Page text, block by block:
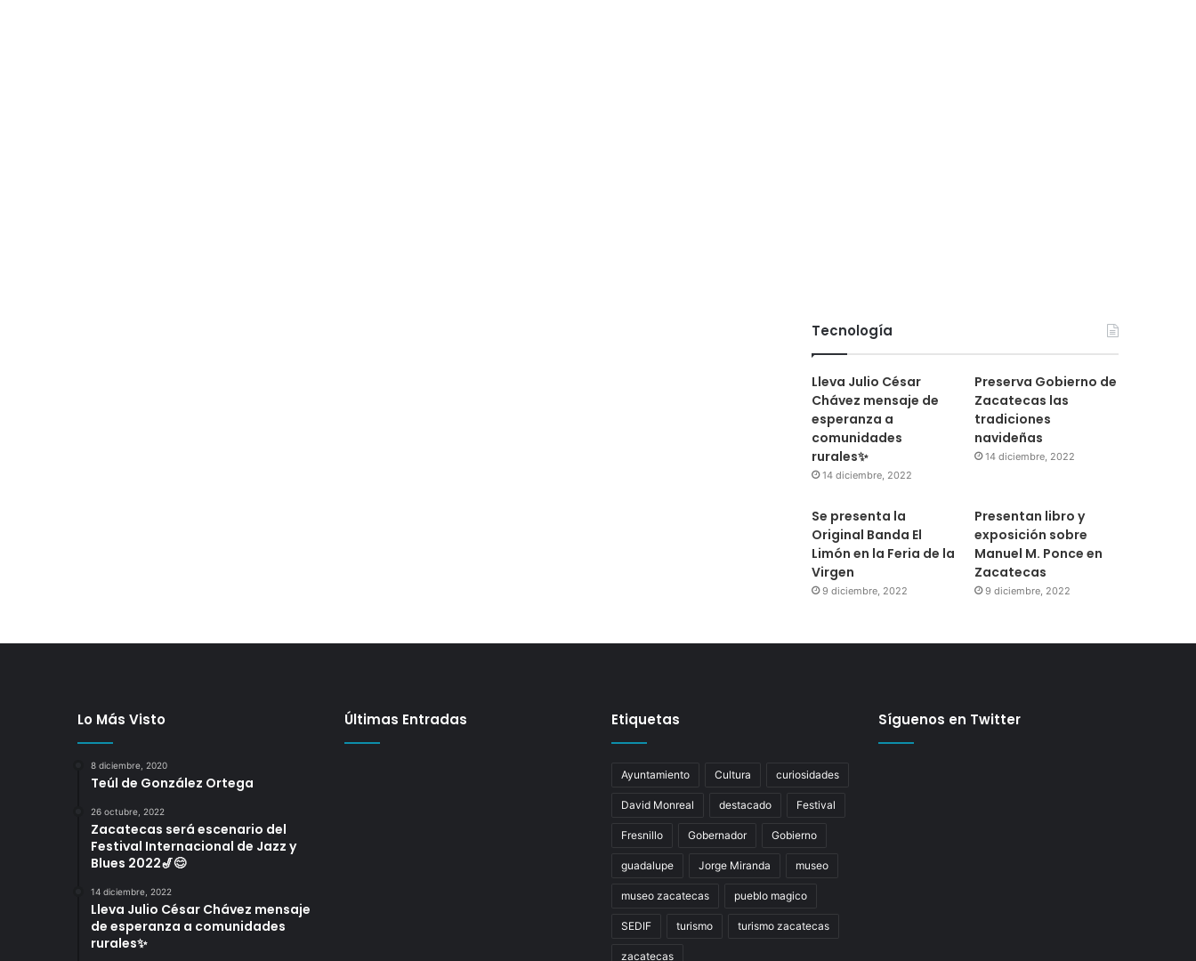
Tecnología
Lleva Julio César
Chávez mensaje de
esperanza a
comunidades
rurales✨
14 diciembre, 2022
Preserva Gobierno de
Zacatecas las
tradiciones
navideñas
14 diciembre, 2022
Se presenta la
Original Banda El
Limón en la Feria de la
Virgen
9 diciembre, 2022
Presentan libro y
exposición sobre
Manuel M. Ponce en
Zacatecas
9 diciembre, 2022
Lo Más Visto
8 diciembre, 2020
Teúl de González Ortega
26 octubre, 2022
Zacatecas será escenario del
Festival Internacional de Jazz y
Blues 2022🎷😊
14 diciembre, 2022
Lleva Julio César Chávez mensaje
de esperanza a comunidades
rurales✨
Últimas Entradas Etiquetas
Ayuntamiento Cultura curiosidades
David Monreal destacado Festival
Fresnillo Gobernador Gobierno
guadalupe Jorge Miranda museo
museo zacatecas pueblo magico
SEDIF turismo turismo zacatecas
zacatecas
Síguenos en Twitter